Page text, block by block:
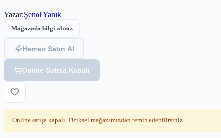
Yazar:Şenol Yanık
Mağazada bilgi alınız
Hemen Satın Al
Online Satışa Kapalı
Online satışa kapalı. Fiziksel mağazamızdan temin edebilirsiniz.